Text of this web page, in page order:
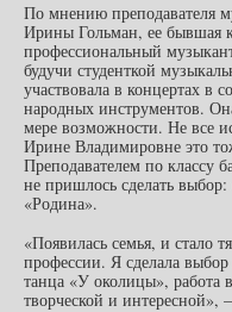
По мнению преподавателя
Ирины Гольман, ее бывшая
профессиональный
будучи студенткой
участвовала в концертах в
народных инструментов.
мере возможности. Не все
Ирине Владимировне это
Преподавателем по классу
не пришлось сделать
«Родина».
«Появилась семья, и стало
профессии. Я сделала
танца «У околицы», работа
творческой и